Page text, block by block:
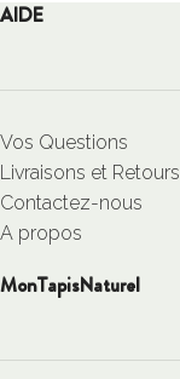
AIDE
Vos Questions
Livraisons et Retours
Contactez-nous
A propos
MonTapisNaturel